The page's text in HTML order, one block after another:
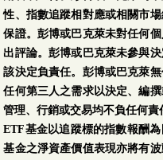
高風險債券且配息來
源可能為本金)
第一金美國100大企
業債券基金-累積型-
新臺幣-N
(本基金有一定比重得
投資於非投資等級之
08/
性、指數追蹤相對應或相關市
保證。彭博或巴克萊未對任何
出評論。彭博或巴克萊未參與
該決定負責任。彭博或巴克萊
任何第三人之需求以決定、編
管理、行銷或交易均不負任何責
ETF基金以追蹤標的指數報酬
基金之淨資產價值表現亦將有